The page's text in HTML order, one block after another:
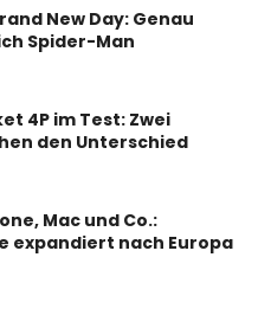
New Day: Genau
Spider-Man
4P im Test: Zwei
den Unterschied
Mac und Co.:
expandiert nach Europa